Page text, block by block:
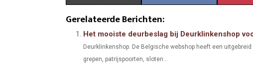
A
R
A
R R
Gerelateerde Berichten:
Het mooiste deurbeslag bij Deurklinkenshop
Deurklinkenshop. De Belgische webshop heeft een
grepen, patrijspoorten, sloten...